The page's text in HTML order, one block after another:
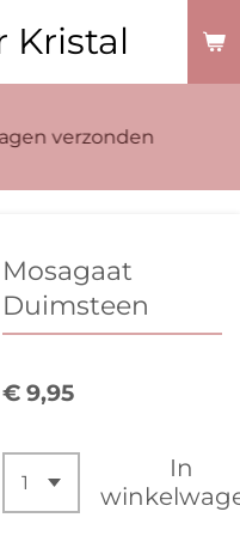
Kristal
verzonden
Mosagaat
Duimsteen
€ 9,95
In